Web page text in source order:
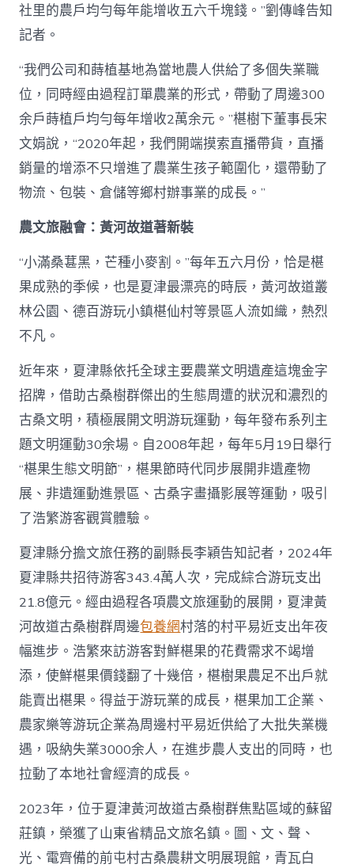
社里的農戶均勻每年能增收五六千塊錢。”劉傳峰告知
記者。
“我們公司和蒔植基地為當地農人供給了多個失業職
位，同時經由過程訂單農業的形式，帶動了周邊300
余戶蒔植戶均勻每年增收2萬余元。”椹樹下董事長宋
文娟說，“2020年起，我們開端摸索直播帶貨，直播
銷量的增添不只增進了農業生孩子範圍化，還帶動了
物流、包裝、倉儲等鄉村辦事業的成長。”
農文旅融會：黃河故道著新裝
“小滿桑葚黑，芒種小麥割。”每年五六月份，恰是椹
果成熟的季候，也是夏津最漂亮的時辰，黃河故道叢
林公園、德百游玩小鎮椹仙村等景區人流如織，熱烈
不凡。
近年來，夏津縣依托全球主要農業文明遺產這塊金字
招牌，借助古桑樹群傑出的生態周遭的狀況和濃烈的
古桑文明，積極展開文明游玩運動，每年發布系列主
題文明運動30余場。自2008年起，每年5月19日舉行
“椹果生態文明節”，椹果節時代同步展開非遺產物
展、非遺運動進景區、古桑字畫攝影展等運動，吸引
了浩繁游客觀賞體驗。
夏津縣分擔文旅任務的副縣長李穎告知記者，2024年
夏津縣共招待游客343.4萬人次，完成綜合游玩支出
21.8億元。經由過程各項農文旅運動的展開，夏津黃
河故道古桑樹群周邊包養網村落的村平易近支出年夜
幅進步。浩繁來訪游客對鮮椹果的花費需求不竭增
添，使鮮椹果價錢翻了十幾倍，椹樹果農足不出戶就
能賣出椹果。得益于游玩業的成長，椹果加工企業、
農家樂等游玩企業為周邊村平易近供給了大批失業機
遇，吸納失業3000余人，在進步農人支出的同時，也
拉動了本地社會經濟的成長。
2023年，位于夏津黃河故道古桑樹群焦點區域的蘇留
莊鎮，榮獲了山東省精品文旅名鎮。圖、文、聲、
光、電齊備的前屯村古桑農耕文明展現館，青瓦白